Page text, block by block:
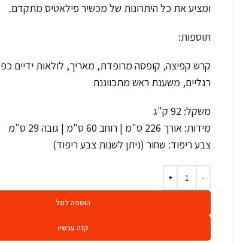
ומציע את כל היתרונות של מכשיר פילאטיס מתקדם.
תוספות:
קרש קפיצה, קופסה מרופדת, מאריך, לולאות ידיים
רגליים, משענת ראש מתכווננת
משקל: 92 ק"ג
מידות: אורך 226 ס"מ | רוחב 60 ס"מ | גובה 29 ס"מ
צבע ריפוד: שחור (ניתן לשנות צבע ריפוד)
הוספה לסל
קנה עכשיו